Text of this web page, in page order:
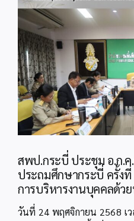
Image
สพป.กระบี่ ประชุม อ.ก.
ประถมศึกษากระบี่ ครั้ง
การบริหารงานบุคคลด้ว
วันที่ 24 พฤศจิกายน 2568 เ